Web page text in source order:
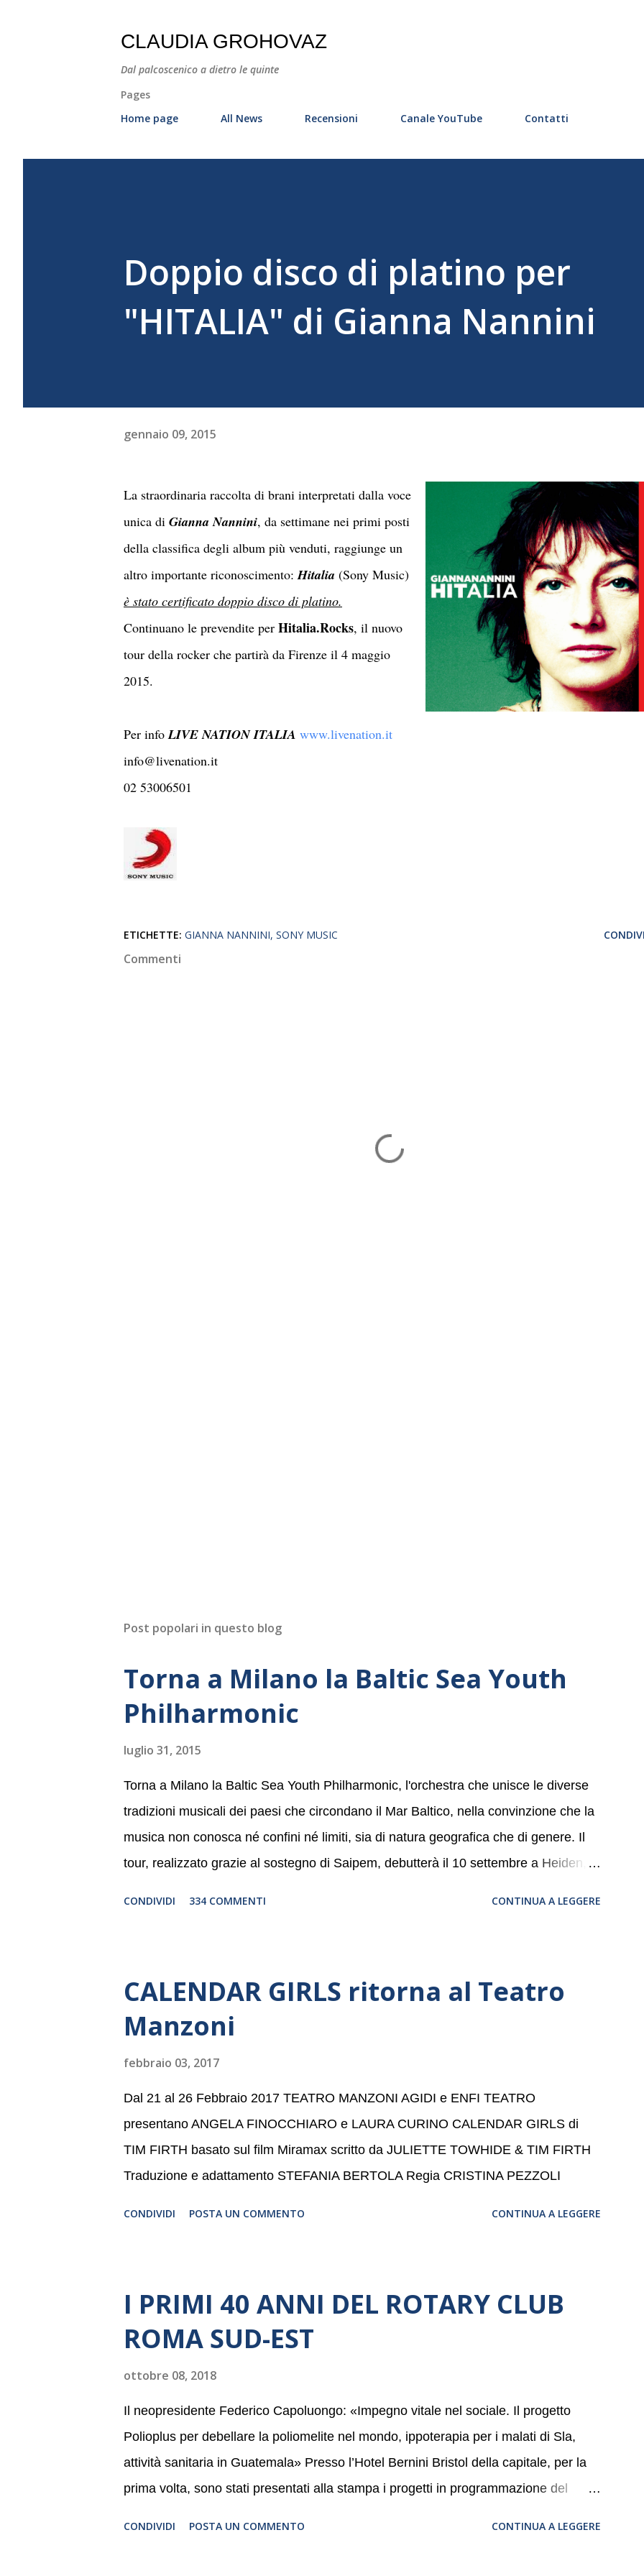
CLAUDIA GROHOVAZ
Dal palcoscenico a dietro le quinte
Pages
Home page
All News Recensioni Canale YouTube Contatti
Doppio disco di platino per
"HITALIA" di Gianna Nannini
gennaio 09, 2015
La straordinaria raccolta di brani interpretati dalla voce
unica di Gianna Nannini, da settimane nei primi posti
della classifica degli album più venduti, raggiunge un
altro importante riconoscimento:Hitalia (Sony Music)
è stato certificato doppio disco di platino.
Continuano le prevendite per Hitalia.Rocks, il nuovo
tour della rocker che partirà da Firenze il 4 maggio
2015.
Per infoLIVE NATION ITALIA www.livenation.it
info@livenation.it
02 53006501
ETICHETTE: GIANNA NANNINI SONY MUSIC
Commenti
Post popolari in questo blog
Torna a Milano la Baltic Sea Youth
Philharmonic
luglio 31, 2015
Torna a Milano la Baltic Sea Youth Philharmonic, l'orchestra che unisce le diverse
tradizioni musicali dei paesi che circondano il Mar Baltico, nella convinzione che la
musica non conosca né confini né limiti, sia di natura geografica che di genere. Il
tour, realizzato grazie al sostegno di Saipem, debutterà il 10 settembre a Heiden, in
Filarmonico per il festival “Settembre dell’Accademia” dove si esibirà per il secondo
anno consecutivo. Il pubblico milanese avrà il piacere di applaudire i giovani artisti
2008 da Kristjan Järvi (affiancato da un prestigioso consiglio di consulent...
CONDIVIDI 334 COMMENTI CONTINUA A LEGGERE
CALENDAR GIRLS ritorna al Teatro
Manzoni
febbraio 03, 2017
Dal 21 al 26 Febbraio 2017 TEATRO MANZONI AGIDI e ENFI TEATRO
presentano ANGELA FINOCCHIARO e LAURA CURINO CALENDAR GIRLS di
TIM FIRTH basato sul film Miramax scritto da JULIETTE TOWHIDE & TIM FIRTH
Traduzione e adattamento STEFANIA BERTOLA Regia CRISTINA PEZZOLI
CONDIVIDI POSTA UN COMMENTO CONTINUA A LEGGERE
I PRIMI 40 ANNI DEL ROTARY CLUB
ROMA SUD-EST
ottobre 08, 2018
Il neopresidente Federico Capoluongo: «Impegno vitale nel sociale. Il progetto
Polioplus per debellare la poliomelite nel mondo, ippoterapia per i malati di Sla,
attività sanitaria in Guatemala» Presso l’Hotel Bernini Bristol della capitale, per la
prima volta, sono stati presentati alla stampa i progetti in programmazione del
CONDIVIDI POSTA UN COMMENTO CONTINUA A LEGGERE